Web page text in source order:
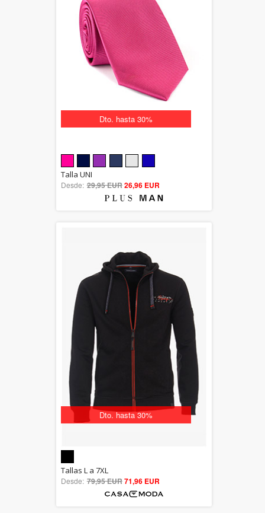
Dto. hasta 30%
out of 5
Talla UNI
Desde: 29,95 EUR26,96 EUR
Dto. hasta 30%
out of 5
Tallas L a 7XL
Desde: 79,95 EUR71,96 EUR